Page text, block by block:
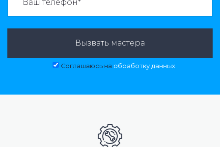
Вызвать мастера
Соглашаюсь на обработку данных